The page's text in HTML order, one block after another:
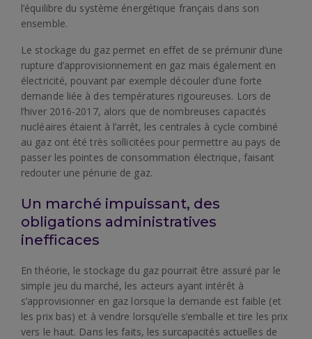
l’équilibre du système énergétique français dans son
ensemble.
Le stockage du gaz permet en effet de se prémunir d’une
rupture d’approvisionnement en gaz mais également en
électricité, pouvant par exemple découler d’une forte
demande liée à des températures rigoureuses. Lors de
l’hiver 2016-2017, alors que de nombreuses capacités
nucléaires étaient à l’arrêt, les centrales à cycle combiné
au gaz ont été très sollicitées pour permettre au pays de
passer les pointes de consommation électrique, faisant
redouter une pénurie de gaz.
Un marché impuissant, des
obligations administratives
inefficaces
En théorie, le stockage du gaz pourrait être assuré par le
simple jeu du marché, les acteurs ayant intérêt à
s’approvisionner en gaz lorsque la demande est faible (et
les prix bas) et à vendre lorsqu’elle s’emballe et tire les prix
vers le haut. Dans les faits, les surcapacités actuelles de